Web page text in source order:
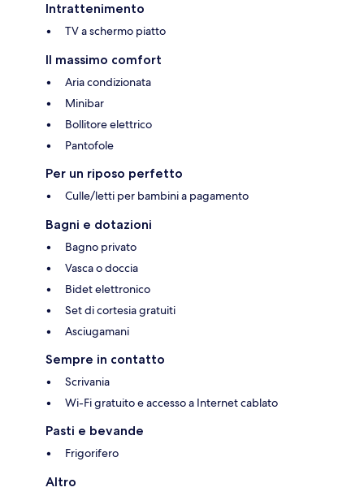
Intrattenimento
TV a schermo piatto
Il massimo comfort
Aria condizionata
Minibar
Bollitore elettrico
Pantofole
Per un riposo perfetto
Culle/letti per bambini a pagamento
Bagni e dotazioni
Bagno privato
Vasca o doccia
Bidet elettronico
Set di cortesia gratuiti
Asciugamani
Sempre in contatto
Scrivania
Wi-Fi gratuito e accesso a Internet cablato
Pasti e bevande
Frigorifero
Altro